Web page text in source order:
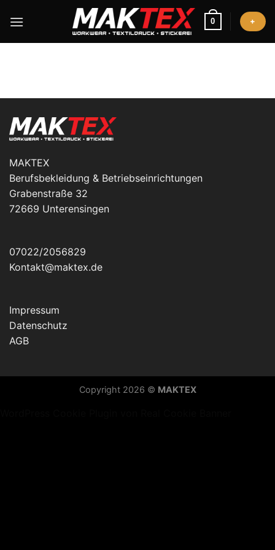
Inhalt
0 +
MAKTEX
Berufsbekleidung & Betriebseinrichtungen
Grabenstraße 32
72669 Unterensingen
07022/2056829
Kontakt@maktex.de
Impressum
Datenschutz
AGB
Copyright 2026 © MAKTEX